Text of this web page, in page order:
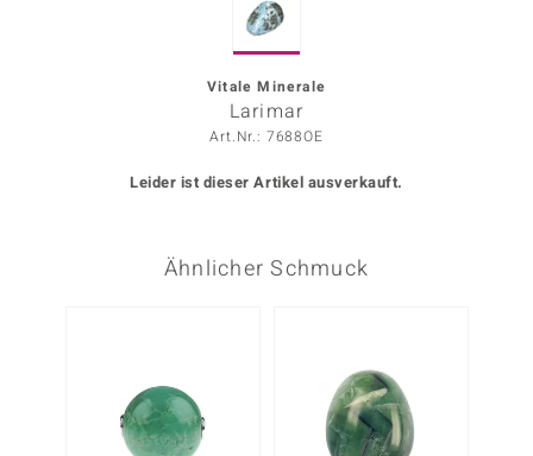
Vitale Minerale
Larimar
Art.Nr.: 7688OE
Leider ist dieser Artikel ausverkauft.
Ähnlicher Schmuck